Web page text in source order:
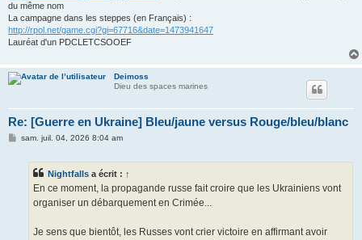
du même nom
La campagne dans les steppes (en Français) :
http://rpol.net/game.cgi?gi=67716&date=1473941647
Lauréat d'un PDCLETCSOOEF
Deimoss
Dieu des spaces marines
Re: [Guerre en Ukraine] Bleu/jaune versus Rouge/bleu/blanc
Msam. juil. 04, 2026 8:04 am
Nightfalls a écrit : ↑
En ce moment, la propagande russe fait croire que les Ukrainiens vont
organiser un débarquement en Crimée...
Je sens que bientôt, les Russes vont crier victoire en affirmant avoir